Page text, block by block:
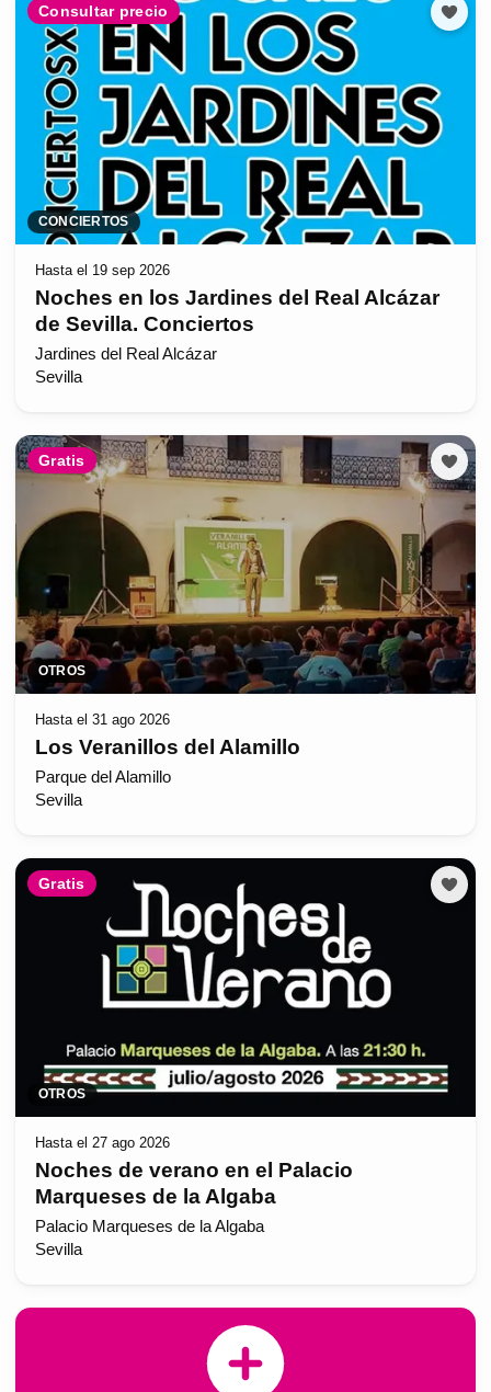
Consultar precio
CONCIERTOS
Hasta el 19 sep 2026
Noches en los Jardines del Real Alcázar
de Sevilla. Conciertos
Jardines del Real Alcázar
Sevilla
Gratis
OTROS
Hasta el 31 ago 2026
Los Veranillos del Alamillo
Parque del Alamillo
Sevilla
Gratis
OTROS
Hasta el 27 ago 2026
Noches de verano en el Palacio
Marqueses de la Algaba
Palacio Marqueses de la Algaba
Sevilla